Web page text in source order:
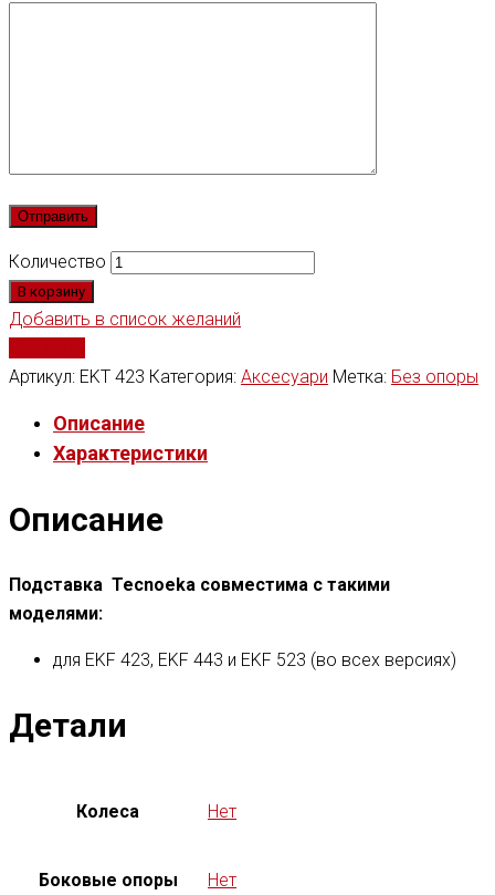
Количество
В корзину
Добавить в список желаний
Артикул: EKT 423 Категория: Аксесуари Метка: Без опоры
Описание
Характеристики
Описание
Подставка Tecnoeka совместима с такими
моделями:
для EKF 423, EKF 443 и EKF 523 (во всех версиях)
Детали
Колеса Нет
Боковые опоры Нет